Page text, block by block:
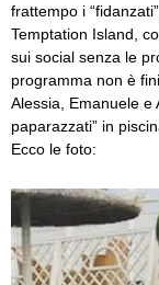
frattempo i
Temptation Island,
sui social senza le
programma non è
Alessia, Emanuele e
paparazzati” in
Ecco le foto: